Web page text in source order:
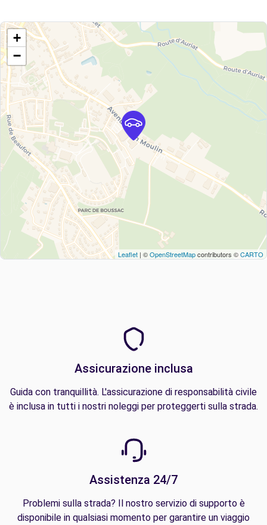
+
−
Leaflet | ©OpenStreetMapcontributors ©CARTO
Assicurazione inclusa
Guida con tranquillità. L'assicurazione di responsabilità civile
è inclusa in tutti i nostri noleggi per proteggerti sulla strada.
Assistenza 24/7
Problemi sulla strada? Il nostro servizio di supporto è
disponibile in qualsiasi momento per garantire un viaggio